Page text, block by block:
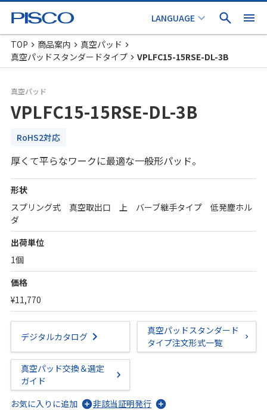
TOP 商品案内
真空パッド
真空パッドスタンダードタイプ
VPLFC15-15RSE-DL-3B
真空パッド
VPLFC15-15RSE-DL-3B
RoHS2対応
厚くて平らなワークに最適な一般形パッド。
形状
スプリング式 真空取出口 上 バーブ継手タイプ 低発塵ホル
ダ
出荷単位
1個
価格
¥11,770
デジタルカタログ
真空パッドスタンダード
タイプ注文形式一覧
真空パッド交換＆選定
ガイド
お気に入りに追加
非該当証明発行